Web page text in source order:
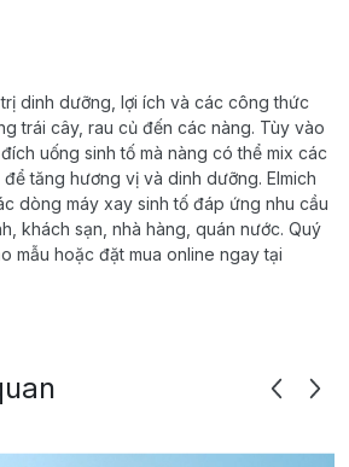
dinh dưỡng, lợi ích và các công thức
trái cây, rau củ đến các nàng. Tùy vào
uống sinh tố mà nàng có thể mix các
tăng hương vị và dinh dưỡng. Elmich
dòng máy xay sinh tố đáp ứng nhu cầu
khách sạn, nhà hàng, quán nước. Quý
mẫu hoặc đặt mua online ngay tại